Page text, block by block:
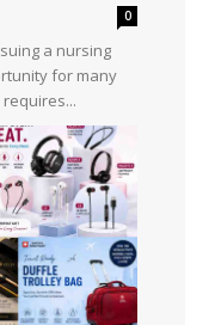
0
a nursing
for many